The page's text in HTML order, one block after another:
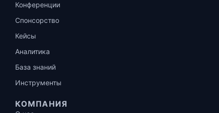
Конференции
Спонсорство
Кейсы
Аналитика
База знаний
Инструменты
КОМПАНИЯ